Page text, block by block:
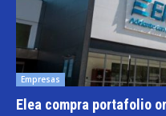
Empresas
Elea compra portafolio